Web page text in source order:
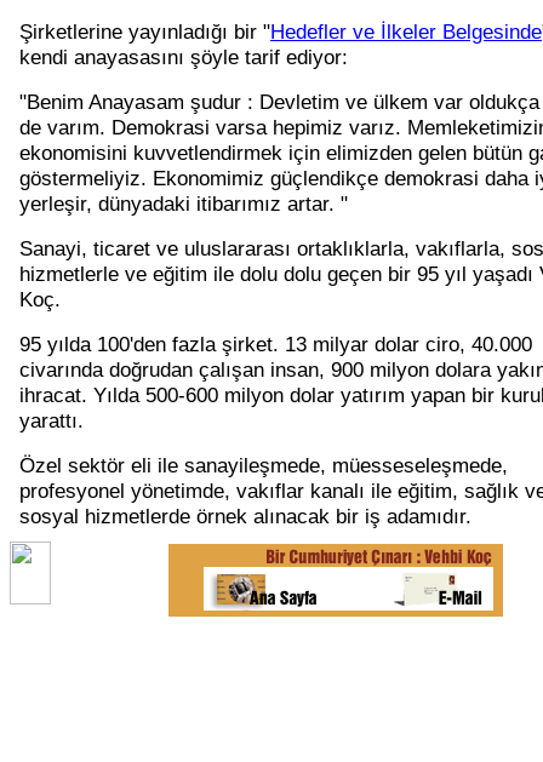
Şirketlerine yayınladığı bir "Hedefler ve İlkeler Belgesinde
kendi anayasasını şöyle tarif ediyor:
"Benim Anayasam şudur : Devletim ve ülkem var oldukça
de varım. Demokrasi varsa hepimiz varız.
ekonomisini kuvvetlendirmek için elimizden gelen bütün
göstermeliyiz. Ekonomimiz güçlendikçe demokrasi daha
yerleşir, dünyadaki itibarımız artar. "
Sanayi, ticaret ve uluslararası ortaklıklarla, vakıflarla,
hizmetlerle ve eğitim ile dolu dolu geçen bir 95 yıl yaşadı
Koç.
95 yılda 100'den fazla şirket. 13 milyar dolar ciro, 40.000
civarında doğrudan çalışan insan, 900 milyon dolara
ihracat. Yılda 500-600 milyon dolar yatırım yapan bir
yarattı.
Özel sektör eli ile sanayileşmede, müesseseleşmede,
profesyonel yönetimde, vakıflar kanalı ile eğitim, sağlık
sosyal hizmetlerde örnek alınacak bir iş adamıdır.